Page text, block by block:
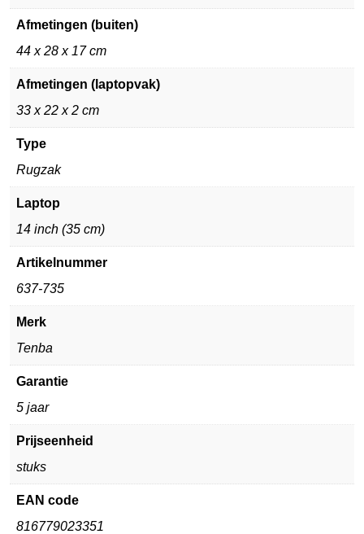
Afmetingen (buiten)
44 x 28 x 17 cm
Afmetingen (laptopvak)
33 x 22 x 2 cm
Type
Rugzak
Laptop
14 inch (35 cm)
Artikelnummer
637-735
Merk
Tenba
Garantie
5 jaar
Prijseenheid
stuks
EAN code
816779023351